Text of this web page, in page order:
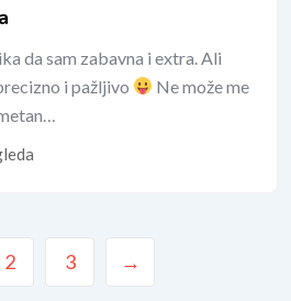
da sam zabavna i extra. Ali
i pažljivo
Ne može me
2 3 →